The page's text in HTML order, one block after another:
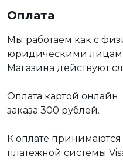
Оплата
Мы работаем как с
юридическими
Магазина действуют
Оплата картой
заказа 300 рублей.
К оплате
платежной системы